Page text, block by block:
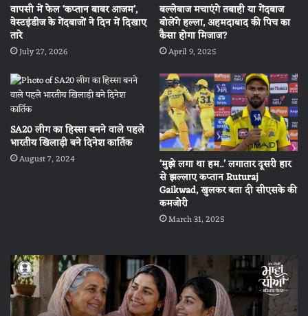
वापसी में फेल ‘कप्तान बाबर आजम’,
वेस्टइंडीज के गेंदबाजों ने दिन में दिखाए
तारे
July 27, 2026
बल्लेबाज मचाएंगे तबाही या गेंदबाज
बोलेंगे हल्ला, अहमदाबाद की पिच का
कैसा होगा मिजाज?
April 9, 2025
SA20 लीग का हिस्सा बनने वाले पहले
भारतीय खिलाड़ी बने दिनेश कार्तिक
August 7, 2024 ‘मुझे लगा था हम..’ लगातार दूसरी हार
से झल्लाए कप्तान Ruturaj
Gaikwad, खुलकर बता दी सीएसके की
कमजोरी
March 31, 2025